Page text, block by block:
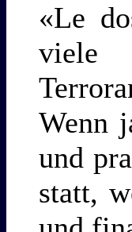
«Le
viele
Wenn
und
statt,